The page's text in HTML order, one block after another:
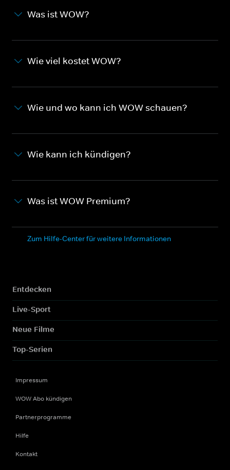
Was ist WOW?
Wie viel kostet WOW?
Wie und wo kann ich WOW schauen?
Wie kann ich kündigen?
Was ist WOW Premium?
Zum Hilfe-Center für weitere Informationen
Entdecken
Live-Sport
Neue Filme
Top-Serien
Impressum
WOW Abo kündigen
Partnerprogramme
Hilfe
Kontakt